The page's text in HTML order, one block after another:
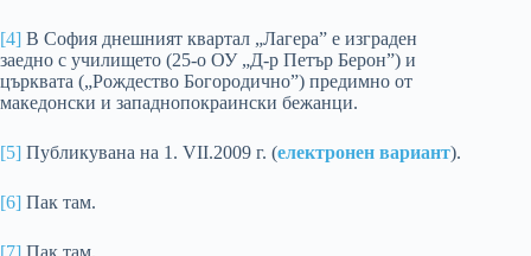
[4] В София днешният квартал „Лагера” е изграден
заедно с училището (25-о ОУ „Д-р Петър Берон”) и
църквата („Рождество Богородично”) предимно от
македонски и западнопокраински бежанци.
[5] Публикувана на 1. VІІ.2009 г. (електронен вариант).
[6] Пак там.
[7] Пак там.